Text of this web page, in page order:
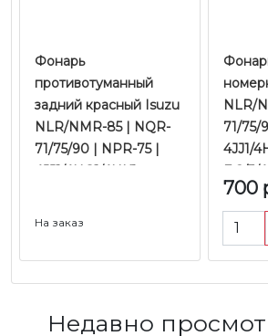
Фонарь
противотуманный
задний красный Isuzu
NLR/NMR-85 | NQR-
71/75/90 | NPR-75 |
4JJ1/4HG1/4HK1
На заказ
NLR/
71/75/
4JJ1/
Е-2/3/
700
Недавно